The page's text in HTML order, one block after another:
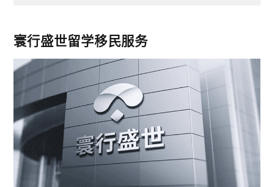
寰行盛世留学移民服务